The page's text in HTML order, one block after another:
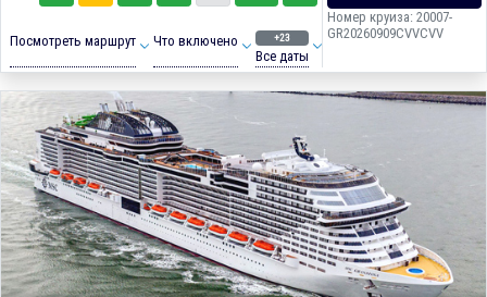
Посмотреть маршрут Что включено +23
Все даты
Номер круиза: 20007-
GR20260909CVVCVV